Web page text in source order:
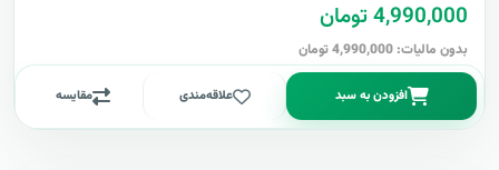
4,990,000 تومان
بدون مالیات: 4,990,000 تومان
افزودن به سبد علاقه‌مندی مقایسه